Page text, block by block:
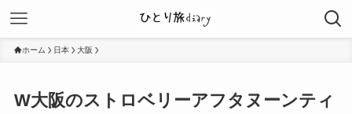
ホーム 日本 大阪
W大阪のストロベリーアフタヌーンティ